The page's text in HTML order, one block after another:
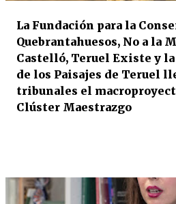
La Fundación para la
Quebrantahuesos, No a la
Castelló, Teruel Existe y
de los Paisajes de Teruel
tribunales el
Clúster Maestrazgo